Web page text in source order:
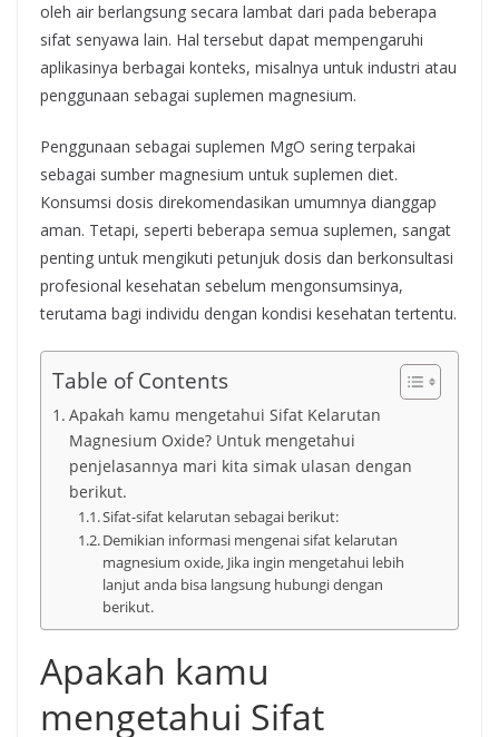
oleh air berlangsung secara lambat dari pada beberapa
sifat senyawa lain. Hal tersebut dapat mempengaruhi
aplikasinya berbagai konteks, misalnya untuk industri atau
penggunaan sebagai suplemen magnesium.
Penggunaan sebagai suplemen MgO sering terpakai
sebagai sumber magnesium untuk suplemen diet.
Konsumsi dosis direkomendasikan umumnya dianggap
aman. Tetapi, seperti beberapa semua suplemen, sangat
penting untuk mengikuti petunjuk dosis dan berkonsultasi
profesional kesehatan sebelum mengonsumsinya,
terutama bagi individu dengan kondisi kesehatan tertentu.
Table of Contents
Apakah kamu mengetahui Sifat Kelarutan
Magnesium Oxide? Untuk mengetahui
penjelasannya mari kita simak ulasan dengan
berikut.
Sifat-sifat kelarutan sebagai berikut:
Demikian informasi mengenai sifat kelarutan
magnesium oxide, Jika ingin mengetahui lebih
lanjut anda bisa langsung hubungi dengan
berikut.
Apakah kamu
mengetahui Sifat